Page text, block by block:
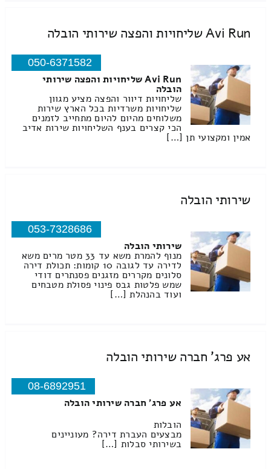
Avi Run שליחויות והפצה שירותי הובלה
050-6371582
Avi Run שליחויות והפצה שירותי
הובלה
שליחויות דיוור והפצה מציע מגוון
שליחויות משרדיות בכל הארץ שירות
משלוחים מהיום להיום מתחייב לזמנים
הכי קצרים בענף השליחויות שירות אדיב
אמין ומקצועי תן […]
שירותי הובלה
053-7328686
שירותי הובלה
מנוף להמרת משא עד 33 מטר מרים משא
לדירה עד לגובה 10 קומות: תכולת דירה
סלונים מקררים מזגנים פסנתרים דודי
שמש פלטות גבס פינוי פסולת מטבחים
ועוד בהנהלת […]
אע פרג' חברה שירותי הובלה
08-6892951
אע פרג' חברה שירותי הובלה
הובלות
מבצעים העברת דירה? מעוניינים
בשירותי סבלות […]